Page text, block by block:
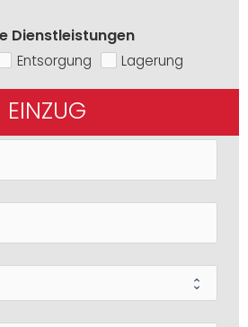
Dienstleistungen
Entsorgung Lagerung
EINZUG